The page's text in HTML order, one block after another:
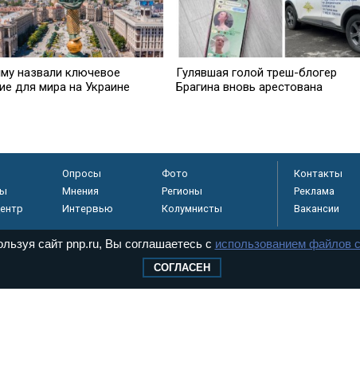
назвали ключевое
для мира на Украине
Гулявшая голой треш-блогер
Брагина вновь арестована
Опросы
Фото
Мнения
Регионы
Интервью Колумнисты
Контакты
Реклама
Вакансии
технологий и
сайт pnp.ru, Вы соглашаетесь с использованием файлов
СОГЛАСЕН